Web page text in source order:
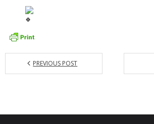
Projekty
- Pódium mladých umelcov
- Cesta za umením
Galéria
PREVIOUS POST